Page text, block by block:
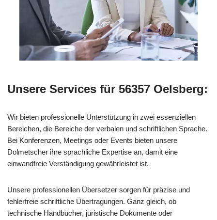
Unsere Services für 56357 Oelsberg:
Wir bieten professionelle Unterstützung in zwei essenziellen
Bereichen, die Bereiche der verbalen und schriftlichen Sprache.
Bei Konferenzen, Meetings oder Events bieten unsere
Dolmetscher ihre sprachliche Expertise an, damit eine
einwandfreie Verständigung gewährleistet ist.
Unsere professionellen Übersetzer sorgen für präzise und
fehlerfreie schriftliche Übertragungen. Ganz gleich, ob
technische Handbücher, juristische Dokumente oder